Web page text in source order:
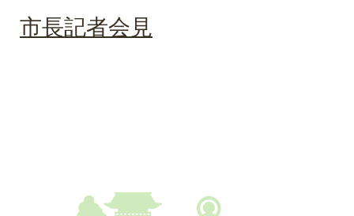
市長記者会見